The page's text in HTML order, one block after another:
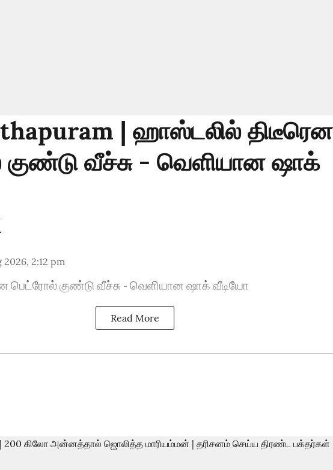
| ஹாஸ்டலில் திடீரென
குண்டு வீச்சு - வெளியான ஷாக்
2026, 2:12 pm
பெட்ரோல் குண்டு வீச்சு - வெளியான ஷாக் வீடியோ
Read More